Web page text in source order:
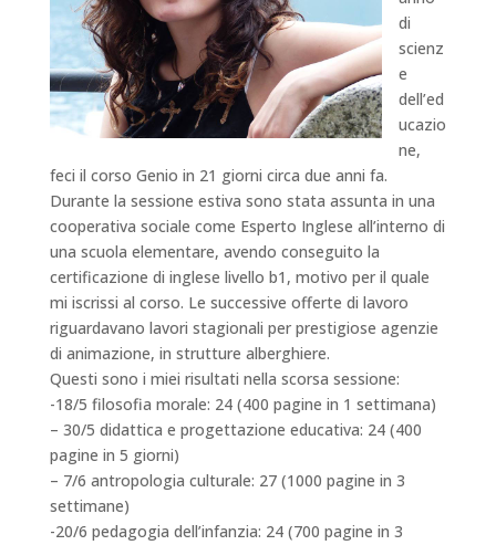
di
scienz
e
dell’ed
ucazio
ne,
feci il corso Genio in 21 giorni circa due anni fa.
Durante la sessione estiva sono stata assunta in una
cooperativa sociale come Esperto Inglese all’interno di
una scuola elementare, avendo conseguito la
certificazione di inglese livello b1, motivo per il quale
mi iscrissi al corso. Le successive offerte di lavoro
riguardavano lavori stagionali per prestigiose agenzie
di animazione, in strutture alberghiere.
Questi sono i miei risultati nella scorsa sessione:
-18/5 filosofia morale: 24 (400 pagine in 1 settimana)
– 30/5 didattica e progettazione educativa: 24 (400
pagine in 5 giorni)
– 7/6 antropologia culturale: 27 (1000 pagine in 3
settimane)
-20/6 pedagogia dell’infanzia: 24 (700 pagine in 3